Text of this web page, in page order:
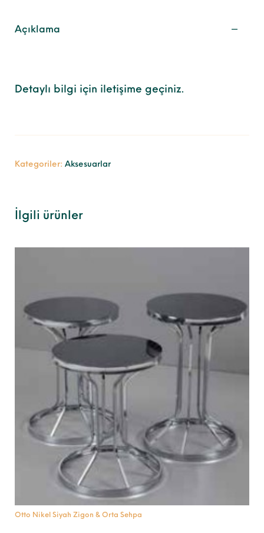
Açıklama
Detaylı bilgi için iletişime geçiniz.
Kategoriler:Aksesuarlar
İlgili ürünler
Otto Nikel Siyah Zigon & Orta Sehpa